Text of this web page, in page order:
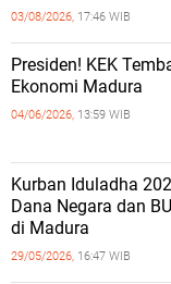
03/08/2026, 17:46 WIB
Presiden! KEK
Ekonomi Madura
04/06/2026, 13:59 WIB
Kurban Iduladha
Dana Negara dan
di Madura
29/05/2026, 16:47 WIB